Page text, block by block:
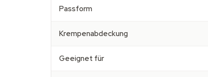
Passform
Krempenabdeckung
Geeignet für